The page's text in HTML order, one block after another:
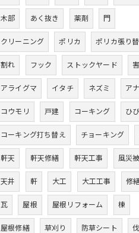
木部 あく抜き 薬剤 門
クリーニング ポリカ ポリカ張り
割れ フック ストックヤード
アライグマ イタチ ネズミ ア
コウモリ 戸建 コーキング ひ
コーキング打ち替え チョーキング
軒天 軒天修繕 軒天工事 風災
天井 軒 大工 大工工事 修
瓦 屋根 屋根リフォーム 棟
屋根修繕 草刈り 防草シート